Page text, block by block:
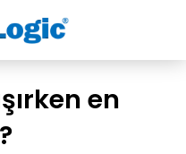
en